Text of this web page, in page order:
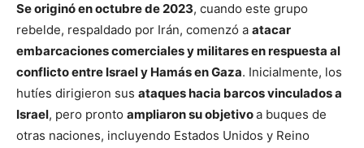
Se originó en octubre de 2023, cuando este grupo
rebelde, respaldado por Irán, comenzó a atacar
embarcaciones comerciales y militares en respuesta al
conflicto entre Israel y Hamás en Gaza. Inicialmente, los
hutíes dirigieron sus ataques hacia barcos vinculados a
Israel, pero pronto ampliaron su objetivoa buques de
otras naciones, incluyendo Estados Unidos y Reino